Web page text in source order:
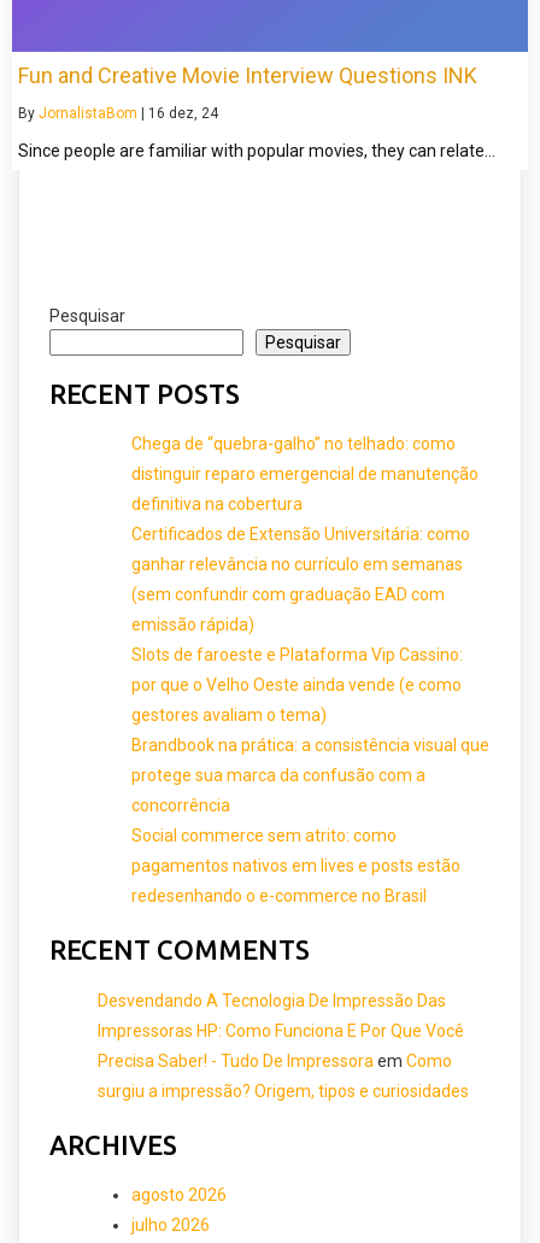
Fun and Creative Movie Interview Questions INK
By JornalistaBom 16 dez, 24
Since people are familiar with popular movies, they can relate…
Pesquisar
Pesquisar
RECENT POSTS
Chega de “quebra-galho” no telhado: como
distinguir reparo emergencial de manutenção
definitiva na cobertura
Certificados de Extensão Universitária: como
ganhar relevância no currículo em semanas
(sem confundir com graduação EAD com
emissão rápida)
Slots de faroeste e Plataforma Vip Cassino:
por que o Velho Oeste ainda vende (e como
gestores avaliam o tema)
Brandbook na prática: a consistência visual que
protege sua marca da confusão com a
concorrência
Social commerce sem atrito: como
pagamentos nativos em lives e posts estão
redesenhando o e-commerce no Brasil
RECENT COMMENTS
Desvendando A Tecnologia De Impressão Das
Impressoras HP: Como Funciona E Por Que Você
Precisa Saber! - Tudo De Impressora em Como
surgiu a impressão? Origem, tipos e curiosidades
ARCHIVES
agosto 2026
julho 2026